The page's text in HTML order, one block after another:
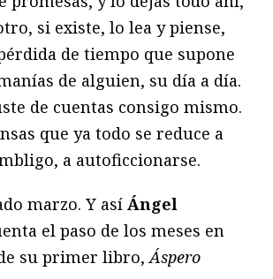
si existe, lo lea y piense,
de tiempo que supone
de alguien, su día a día.
de cuentas consigo mismo.
que ya todo se reduce a
a autoficcionarse.
marzo. Y así Ángel
el paso de los meses en
su primer libro, Áspero